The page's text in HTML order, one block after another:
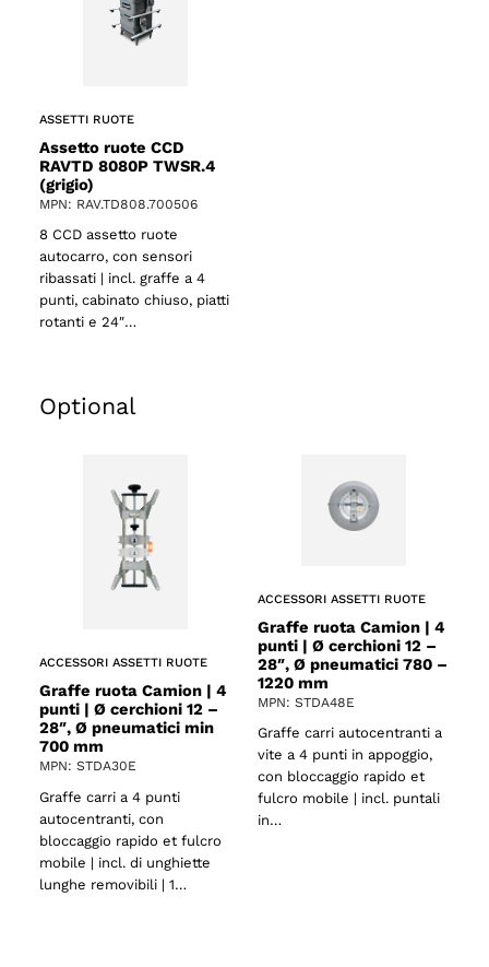
ASSETTI RUOTE
Assetto ruote CCD
RAVTD 8080P TWSR.4
(grigio)
MPN: RAV.TD808.700506
8 CCD assetto ruote
autocarro, con sensori
ribassati | incl. graffe a 4
punti, cabinato chiuso, piatti
rotanti e 24″…
Optional
ACCESSORI ASSETTI RUOTE
Graffe ruota Camion | 4
punti | Ø cerchioni 12 –
28″, Ø pneumatici min
700 mm
MPN: STDA30E
Graffe carri a 4 punti
autocentranti, con
bloccaggio rapido et fulcro
mobile | incl. di unghiette
lunghe removibili | 1…
ACCESSORI ASSETTI RUOTE
Graffe ruota Camion | 4
punti | Ø cerchioni 12 –
28″, Ø pneumatici 780 –
1220 mm
MPN: STDA48E
Graffe carri autocentranti a
vite a 4 punti in appoggio,
con bloccaggio rapido et
fulcro mobile | incl. puntali
in…